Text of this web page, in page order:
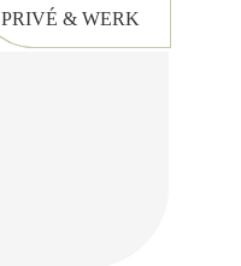
PRIVÉ & WERK